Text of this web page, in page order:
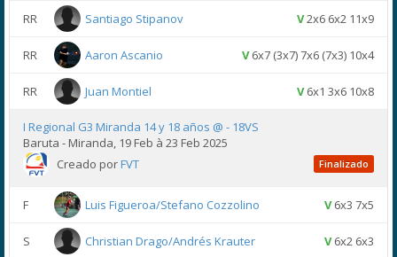
RR Santiago Stipanov V2x6 6x2 11x9
RR Aaron Ascanio V6x7 (3x7) 7x6 (7x3) 10x4
RR Juan Montiel V6x1 3x6 10x8
I Regional G3 Miranda 14 y 18 años @ - 18VS
Baruta - Miranda, 19 Feb à 23 Feb 2025
Creado porFVT Finalizado
F Luis Figueroa/Stefano Cozzolino V6x3 7x5
S Christian Drago/Andrés Krauter V6x2 6x3